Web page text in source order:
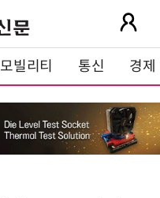
모빌리티 통신 경제